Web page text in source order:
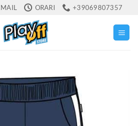
ORARI +39069807357